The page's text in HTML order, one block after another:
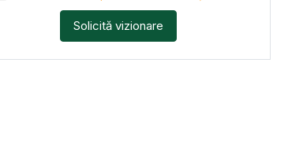
Solicită vizionare